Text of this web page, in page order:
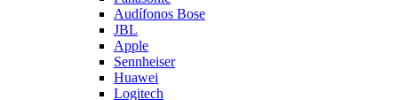
Audífonos Bose
JBL
Apple
Sennheiser
Huawei
Logitech